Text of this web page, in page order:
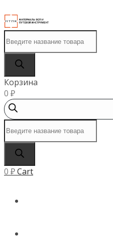
товаров
Корзина
0 ₽
товаров
0 ₽Cart